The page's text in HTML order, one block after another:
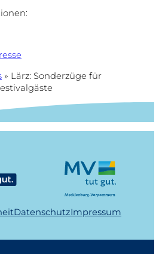
» Lärz: Sonderzüge für
DatenschutzImpressum